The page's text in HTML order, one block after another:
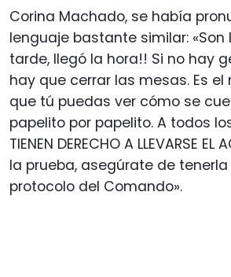
Corina Machado, se había
lenguaje bastante similar: «Son
tarde, llegó la hora!! Si no hay
hay que cerrar las mesas. Es
que tú puedas ver cómo se
papelito por papelito. A todos
TIENEN DERECHO A LLEVARSE
la prueba, asegúrate de tenerla
protocolo del Comando».